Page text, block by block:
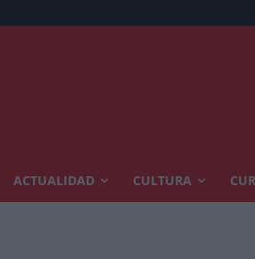
ACTUALIDAD CULTURA